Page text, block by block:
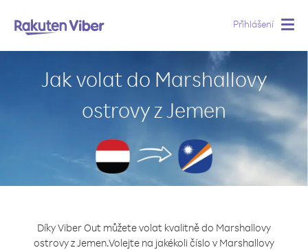
Přihlášení
Jak volat do Marshallovy
ostrovy z Jemen
Díky Viber Out můžete volat kvalitně do Marshallovy
ostrovy z Jemen.Volejte na jakékoli číslo v Marshallovy